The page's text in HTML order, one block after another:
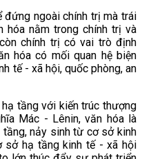
đứng ngoài chính trị mà trái
hóa nằm trong chính trị và
chính trị có vai trò định
hóacó mối quan hệ biện
tế - xã hội, quốc phòng, an
tầng với kiến trúc thượng
Mác - Lênin, văn hóa là
nảy sinh từ cơ sở kinh
sở hạ tầng kinh tế - xã hội